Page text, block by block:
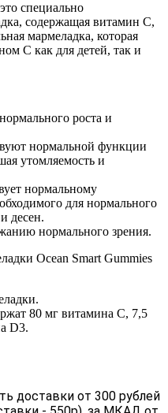
специально
содержащая витамин С,
мармеладка, которая
С как для детей, так и
роста и
нормальной функции
утомляемость и
нормальному
для нормального
десен.
нормального зрения.
Ocean Smart Gummies
80 мг витамина С, 7,5
D3.
доставки от 300 рублей